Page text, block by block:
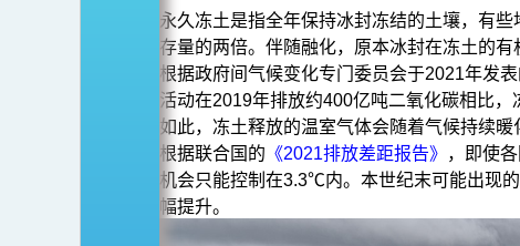
永久冻土是指全年保持冰封冻结的土壤，有
存量的两倍。伴随融化，原本冰封在冻土的
根据政府间气候变化专门委员会于2021年发表
活动在2019年排放约400亿吨二氧化碳相比
如此，冻土释放的温室气体会随着气候持续暖
根据联合国的 《2021排放差距报告》 ，即使
机会只能控制在3.3℃内。本世纪末可能出现
幅提升。